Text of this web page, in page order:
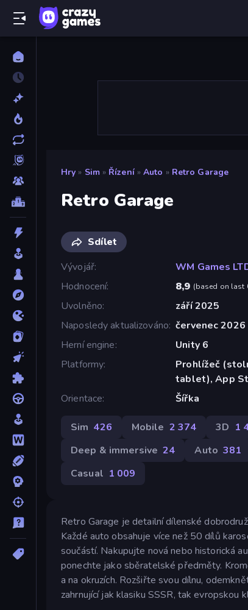
Hry » Sim » Řízení » Auto » Retro Garage
Retro Garage
Sdílet
Vývojář
WM Games
Hodnocení
8,9 (based on last
Uvolněno
září 2025
Naposledy aktualizováno červenec 2026
Herní engine
Unity 6
Platformy
Prohlížeč
tablet), App
Orientace
Šířka
Sim 426 Mobile 2 374 3D 1
Deep & immersive 24 Auto 381
Casual 1 009
Retro Garage je detailní dílenské
Každé auto obsahuje více než 50 dílů
součástí. Nakupujte nová nebo historická
ponechte jako sběratelské předměty.
a na okruzích. Rozšiřte svou dílnu,
zahrnující jak klasiku SSSR, tak evropskou